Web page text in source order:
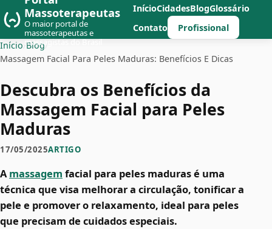
Massoterapeutas
O maior portal de
massoterapeutas e
massagistas do Brasil
InícioCidadesBlogGlossário
Contato
Profissional
Início Blog/
Massagem Facial Para Peles Maduras: Benefícios E Dicas
Descubra os Benefícios da
Massagem Facial para Peles
Maduras
17/05/2025ARTIGO
Amassagem facial para peles maduras é uma
técnica que visa melhorar a circulação, tonificar a
pele e promover o relaxamento, ideal para peles
que precisam de cuidados especiais.